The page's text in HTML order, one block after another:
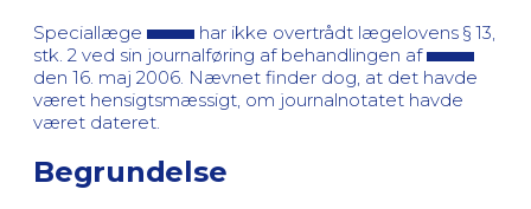
Speciallæge
har ikke overtrådt lægelovens § 13,
stk. 2 ved sin journalføring af behandlingen af
den 16. maj 2006. Nævnet finder dog, at det havde
været hensigtsmæssigt, om journalnotatet havde
været dateret.
Begrundelse